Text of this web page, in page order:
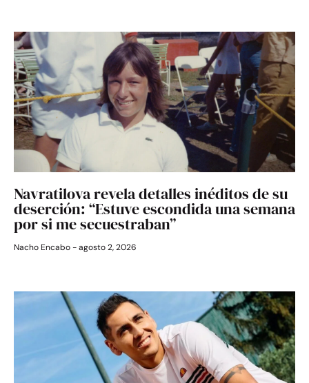
Navratilova revela detalles inéditos de su
deserción: “Estuve escondida una semana
por si me secuestraban”
Nacho Encabo agosto 2, 2026